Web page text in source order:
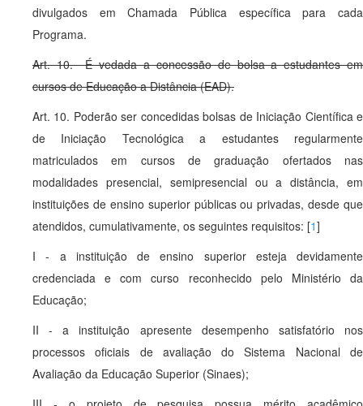
divulgados em Chamada Pública específica para cada
Programa.
Art. 10. É vedada a concessão de bolsa a estudantes em
cursos de Educação a Distância (EAD).
Art. 10. Poderão ser concedidas bolsas de Iniciação Científica e
de Iniciação Tecnológica a estudantes regularmente
matriculados em cursos de graduação ofertados nas
modalidades presencial, semipresencial ou a distância, em
instituições de ensino superior públicas ou privadas, desde que
atendidos, cumulativamente, os seguintes requisitos: [1]
I - a instituição de ensino superior esteja devidamente
credenciada e com curso reconhecido pelo Ministério da
Educação;
II - a instituição apresente desempenho satisfatório nos
processos oficiais de avaliação do Sistema Nacional de
Avaliação da Educação Superior (Sinaes);